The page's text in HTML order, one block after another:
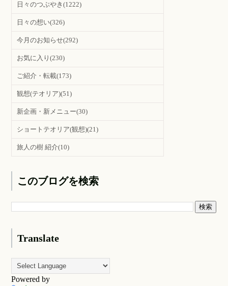
日々のつぶやき(1222)
日々の想い(326)
今月のお知らせ(292)
お気に入り(230)
ご紹介・転載(173)
観想(テオリア)(51)
新企画・新メニュー(30)
ショートテオリア(観想)(21)
旅人の樹 紹介(10)
このブログを検索
Translate
Powered by